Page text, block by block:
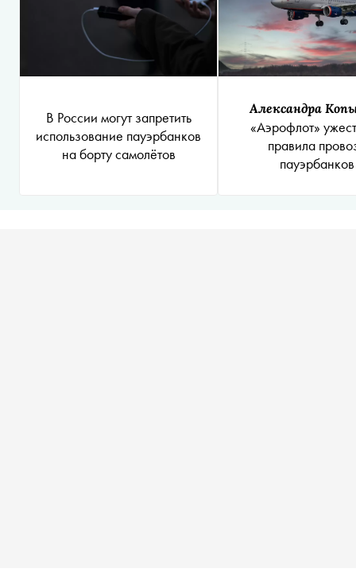
В России могут запретить
использование пауэрбанков
на борту самолётов
Александра
«Аэрофлот»
правила
пауэрбанков